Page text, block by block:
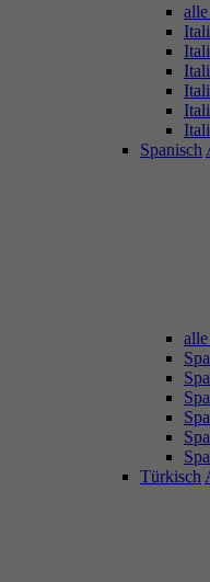
Spanisch
Türkisch